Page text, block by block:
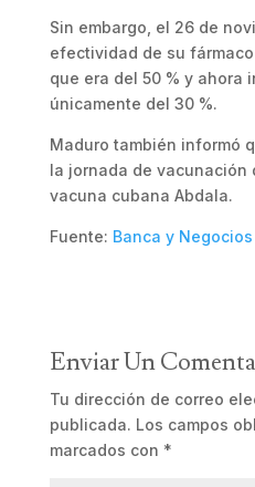
Sin embargo, el 26 de
efectividad de su
que era del 50 % y ahora
únicamente del 30 %.
Maduro también informó
la jornada de vacunación
vacuna cubana Abdala.
Fuente: Banca y Negocios
Enviar Un
Tu dirección de correo
publicada. Los campos
marcados con *